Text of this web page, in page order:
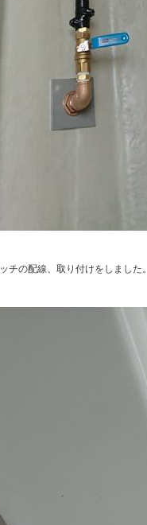
チの配線、取り付けをしました。